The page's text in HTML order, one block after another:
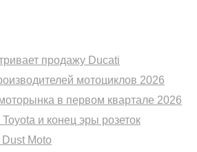
продажу Ducati
мотоциклов 2026
в первом квартале 2026
и конец эры розеток
Dust Moto